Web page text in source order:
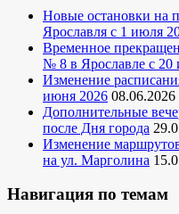
Новые остановки на
Ярославля с 1 июля
Временное
№ 8 в Ярославле с 20
Изменение
июня 2026 08.06.2026
Дополнительные
после Дня города
Изменение
на ул. Марголина
Навигация по темам